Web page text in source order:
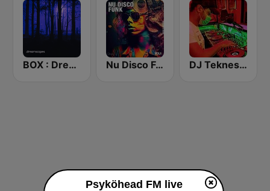
BOX : Dreamscapes - Ambient Chill Nu Disco Funk Radio DJ Tekness Radio
Psyköhead FM live